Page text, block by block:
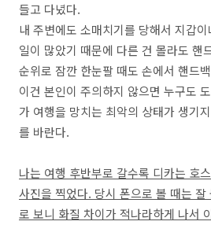
들고 다녔다.
내 주변에도 소매치기를 당해서 지갑
일이 많았기 때문에 다른 건 몰라도 핸
순위로 잠깐 한눈팔 때도 손에서 핸드
이건 본인이 주의하지 않으면 누구도
가 여행을 망치는 최악의 상태가 생기
를 바란다.
나는 여행 후반부로 갈수록 디카는 호
사진을 찍었다. 당시 폰으로 볼 때는
로 보니 화질 차이가 적나라하게 나서